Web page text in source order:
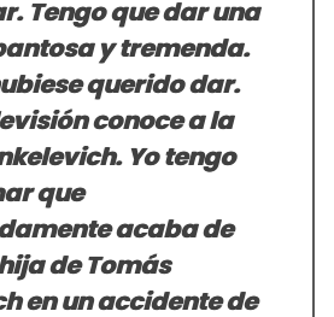
Tengo que dar una
y tremenda.
querido dar.
conoce a la
Yo tengo
que
acaba de
de Tomás
en un accidente de